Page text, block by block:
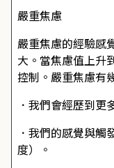
嚴重焦慮
嚴重焦慮的經驗感
大。當焦慮值上升
控制。嚴重焦慮有
．我們會經歷到更
．我們的感覺與
度）。